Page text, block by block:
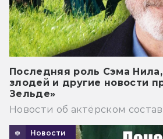
Последняя роль Сэма
злодей и другие новости
Зельде»
Новости об актёрском
Новости